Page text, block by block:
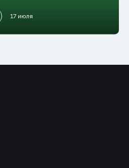
17 июля